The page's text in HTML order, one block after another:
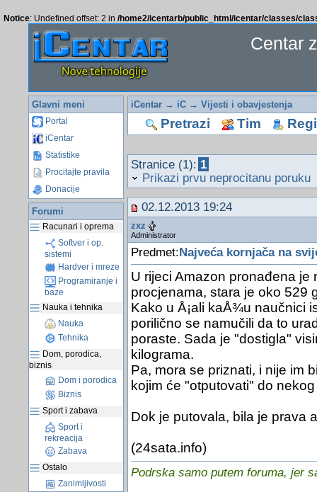
Notice: Undefined offset: 2 in /home2/icentarb/public_html/icentar/classes/
Centar
Glavni meni
Portal
iCentar
Statistike
Procitajte pravila
Donacije
Forumi
Racunari i oprema
Softver i op.
sistemi
Hardver i mreze
Programiranje i
baze
Nauka i tehnika
Nauka
Tehnika
Dom, porodica,
biznis
Dom i porodica
Biznis
Sport i zabava
Sport i
rekreacija
Zabava
Ostalo
Zanimljivosti
iCentar→ iC→ Vijesti i obavjestenja
Pretrazi Tim
Stranice (1): 1
Prikazi prvu neprocitanu poruku
02.12.2013 19:24
zxz
Administrator
Predmet: Najveća kornjača na
U rijeci Amazon pronađena
procjenama, stara je oko 529
Kako u Å¡ali kaÅ¾u naučnici
porilično se namučili da to
poraste. Sada je "dostigla"
kilograma.
Pa, mora se priznati, i nije im
kojim će "otputovati" do
Dok je putovala, bila je prava
(24sata.info)
Podrska samo putem foruma, jer